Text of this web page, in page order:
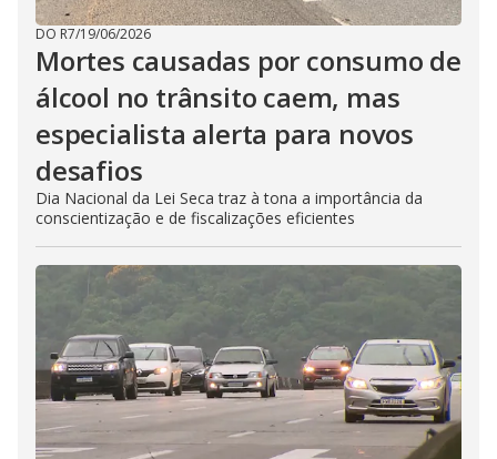
DO R7/19/06/2026
Mortes causadas por consumo de
álcool no trânsito caem, mas
especialista alerta para novos
desafios
Dia Nacional da Lei Seca traz à tona a importância da
conscientização e de fiscalizações eficientes